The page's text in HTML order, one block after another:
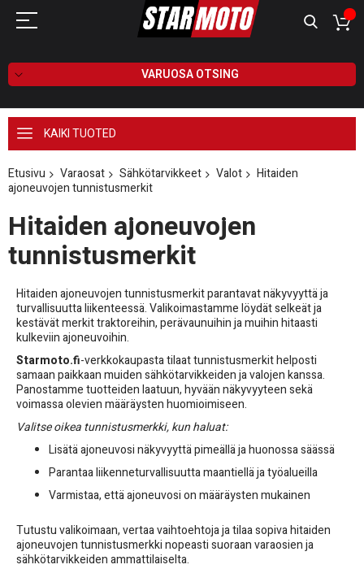
VARUOSA OTSING
KAIKI TUOTED
Etusivu Varaosat Sähkötarvikkeet Valot
Hitaiden
ajoneuvojen tunnistusmerkit
Hitaiden ajoneuvojen
tunnistusmerkit
Hitaiden ajoneuvojen tunnistusmerkit parantavat näkyvyyttä ja
turvallisuutta liikenteessä. Valikoimastamme löydät selkeät ja
kestävät merkit traktoreihin, perävaunuihin ja muihin hitaasti
kulkeviin ajoneuvoihin.
Starmoto.fi-verkkokaupasta tilaat tunnistusmerkit helposti
samaan paikkaan muiden sähkötarvikkeiden ja valojen kanssa.
Panostamme tuotteiden laatuun, hyvään näkyvyyteen sekä
voimassa olevien määräysten huomioimiseen.
Valitse oikea tunnistusmerkki, kun haluat:
Lisätä ajoneuvosi näkyvyyttä pimeällä ja huonossa säässä
Parantaa liikenneturvallisuutta maantiellä ja työalueilla
Varmistaa, että ajoneuvosi on määräysten mukainen
Tutustu valikoimaan, vertaa vaihtoehtoja ja tilaa sopiva hitaiden
ajoneuvojen tunnistusmerkki nopeasti suoraan varaosien ja
sähkötarvikkeiden ammattilaiselta.